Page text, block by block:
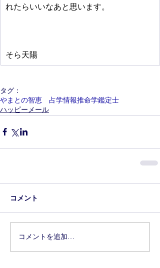
れたらいいなあと思います。
そら天陽
タグ：
やまとの智恵 占学情報推命学鑑定士
ハッピーメール
コメント
コメントを追加…